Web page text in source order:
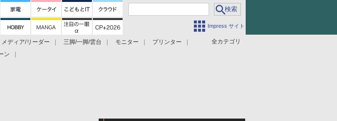
Impress サイト
全カテゴリ
メディア/リーダー 三脚/一脚/雲台 モニター
プリンター
ン